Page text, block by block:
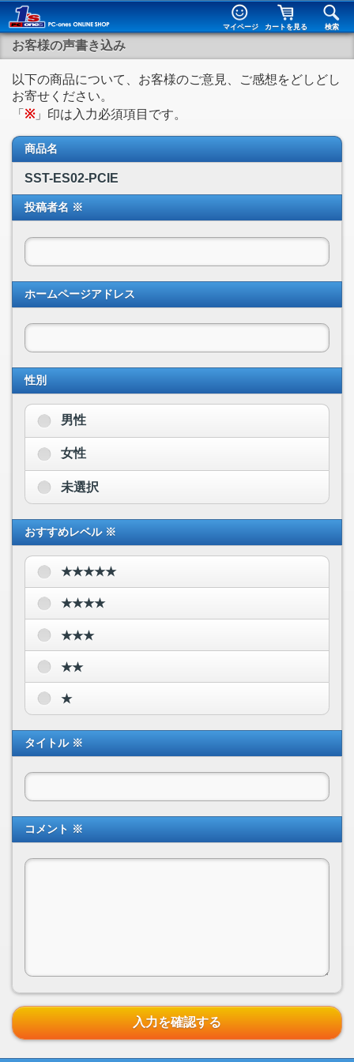
マイページ カートを見る 検索
お客様の声書き込み
以下の商品について、お客様のご意見、ご感想をどしどし
お寄せください。
「 ※」印は入力必須項目です。
商品名
SST-ES02-PCIE
投稿者名 ※
ホームページアドレス
性別
男性
女性
未選択
おすすめレベル ※
★★★★★
★★★★
★★★
★★
★
タイトル ※
コメント ※
入力を確認する